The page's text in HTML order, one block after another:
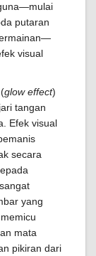
putaran
visual
glow effect)
tangan
Efek visual
secara
yang
mata
pikiran dari